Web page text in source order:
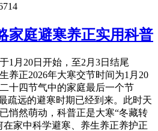
家庭避寒养正实用科普
1月20日开始，至2月3日结尾
养正2026年大寒交节时间为1月20
十四节气中的家庭最后一个节
疏远的避寒时期已经到来。此时天
悄然萌动，科普正是大寒“冬藏转
家中科学避寒、养生养正养护正